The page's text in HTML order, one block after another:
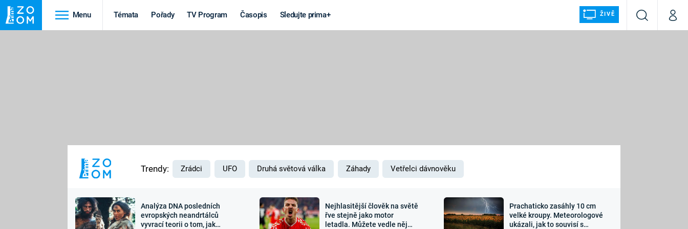
Menu Témata Pořady TV Program Časopis Sledujte prima+ ŽIVĚ
VyhledáváníMůj
MARS
Výročí
Záhady a
Zajímavosti Sledujte nás
Trendy: Zrádci UFO Druhá světová válka Záhady Vetřelci dávnověku
Analýza DNA posledních
evropských neandrtálců
vyvrací teorii o tom, jak
Nejhlasitější člověk na světě
řve stejně jako motor
letadla. Můžete vedle něj
Prachaticko zasáhly 10 cm
velké kroupy. Meteorologové
ukázali, jak to souvisí s